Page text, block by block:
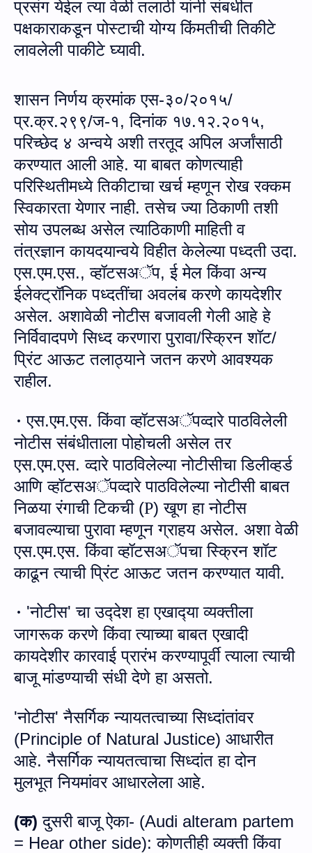
प्रसंग येईल त्‍या वेळी तलाठी यांनी संबधीत
पक्षकाराकडून पोस्‍टाची योग्‍य किंमतीची तिकीटे
लावलेलीपाकीटे घ्‍यावी.
शासन निर्णय क्रमांक एस-३०/२०१५/
प्र.क्र.२९९/ज-१, दिनांक १७.१२.२०१५,
परिच्‍छेद ४ अन्‍वये अशी तरतूद अपिल अर्जांसाठी
करण्‍यात आली आहे.या बाबत कोणत्‍याही
परिस्थितीमध्‍ये तिकीटाचा खर्च म्‍हणून रोख रक्‍कम
स्विकारता येणार नाही.तसेच ज्‍या ठिकाणी तशी
सोय उपलब्‍ध असेल त्‍याठिकाणी माहिती व
तंत्रज्ञान कायदयान्‍वये विहीत केलेल्‍या पध्‍दती उदा.
एस.एम.एस.,व्‍हॉटसअॅप, ई मेल किंवा अन्‍य
ईलेक्‍ट्रॉनिक पध्‍दतींचा अवलंब करणे कायदेशीर
असेल. अशावेळीनोटीस बजावली गेली आहे हे
निर्विवादपणे सिध्‍द करणारा पुरावा/स्क्रिन शॉट/
प्रिंट आऊटतलाठ्याने जतन करणे आवश्‍यक
राहील.
· एस.एम.एस. किंवाव्‍हॉटसअॅपव्‍दारेपाठविलेली
नोटीस संबंधीताला पोहोचली असेल तर
एस.एम.एस. व्‍दारे पाठविलेल्‍या नोटीसीचा डिलीव्‍हर्ड
आणिव्‍हॉटसअॅपव्‍दारे पाठविलेल्‍या नोटीसी बाबत
निळया रंगाची टिकची (P)खूण हा नोटीस
बजावल्‍याचा पुरावा म्‍हणून ग्राहय असेल. अशा वेळी
एस.एम.एस. किंवाव्‍हॉटसअॅपचा स्क्रिन शॉट
काढून त्‍याची प्रिंट आऊट जतन करण्‍यात यावी.
· 'नोटीस' चा उद्‍देश हा एखाद्‍या व्‍यक्‍तीला
जागरूक करणेकिंवात्‍याच्‍या बाबतएखादी
कायदेशीर कारवाई प्रारंभ करण्‍यापूर्वी त्‍याला त्‍याची
बाजू मांडण्‍याची संधी देणे हा असतो.
'नोटीस' नैसर्गिक न्‍यायतत्‍वाच्‍या सिध्‍दांतांवर
(Principle of Natural Justice) आधारीत
आहे. नैसर्गिक न्‍यायतत्‍वाचा सिध्‍दांत हा दोन
मुलभूत नियमांवर आधारलेला आहे.
(क) दुसरी बाजू ऐका- (Audi alteram partem
= Hear other side):कोणतीही व्‍यक्‍ती किंवा